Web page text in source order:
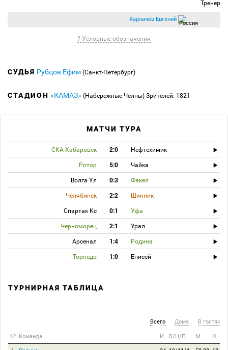
Тренер
Харлачёв Евгений
? Условные обозначения
СУДЬЯ Рубцов Ефим (Санкт-Петербург)
СТАДИОН «КАМАЗ» (Набережные Челны) Зрителей: 1821
МАТЧИ ТУРА
СКА-Хабаровск 2:0 Нефтехимик
Ротор 5:0 Чайка
Волга Ул 0:3 Факел
Челябинск 2:2 Шинник
Спартак Кс 0:1 Уфа
Черноморец 2:1 Урал
Арсенал 1:4 Родина
Торпедо 1:0 Енисей
ТУРНИРНАЯ ТАБЛИЦА
Всего Дома В гостях
№ Команда И В/Н/П М О